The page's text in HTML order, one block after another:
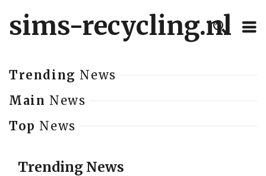
sims-recycling.nl
Trending News
Main News
Top News
Trending News